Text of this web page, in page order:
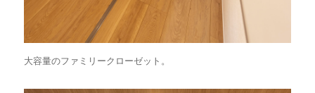
大容量のファミリークローゼット。